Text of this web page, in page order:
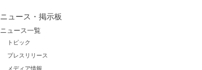
ニュース・掲示板
ニュース一覧
トピック
プレスリリース
メディア情報